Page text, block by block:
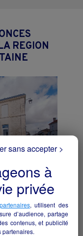
REGION
à
privée
, utilisent des
d’audience, partage
contenus, et publicité
partenaires.
sans accepter >